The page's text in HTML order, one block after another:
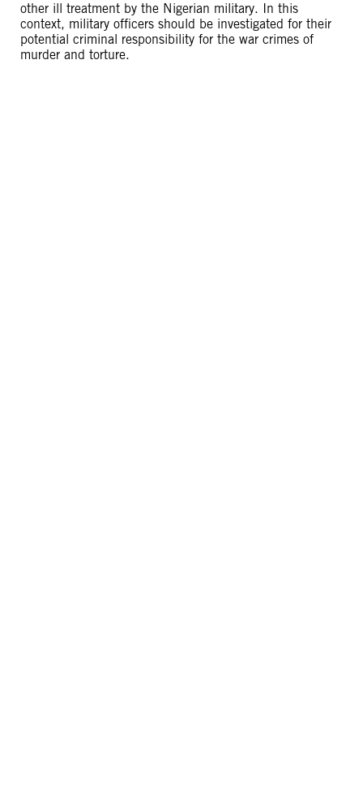
other ill treatment by the Nigerian military. In this
context, military officers should be investigated for their
potential criminal responsibility for the war crimes of
murder and torture.